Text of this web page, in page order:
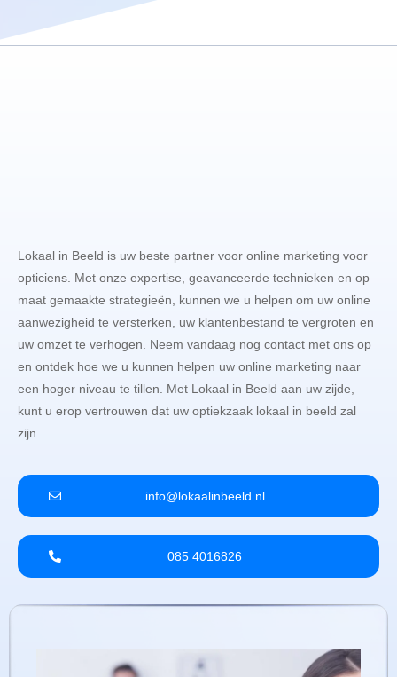
Lokaal in Beeld is uw beste partner voor online marketing voor
opticiens. Met onze expertise, geavanceerde technieken en op
maat gemaakte strategieën, kunnen we u helpen om uw online
aanwezigheid te versterken, uw klantenbestand te vergroten en
uw omzet te verhogen. Neem vandaag nog contact met ons op
en ontdek hoe we u kunnen helpen uw online marketing naar
een hoger niveau te tillen. Met Lokaal in Beeld aan uw zijde,
kunt u erop vertrouwen dat uw optiekzaak lokaal in beeld zal
zijn.
info@lokaalinbeeld.nl
085 4016826